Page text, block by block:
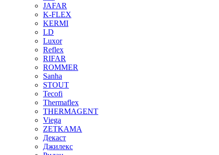
JAFAR
K-FLEX
KERMI
LD
Luxor
Reflex
RIFAR
ROMMER
Sanha
STOUT
Tecofi
Thermaflex
THERMAGENT
Viega
ZETKAMA
Декаст
Джилекс